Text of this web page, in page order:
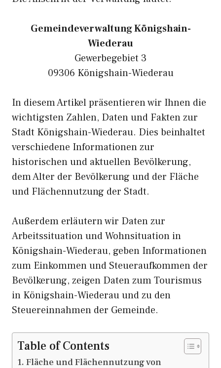
Gemeindeverwaltung Königshain-
Wiederau
Gewerbegebiet 3
09306 Königshain-Wiederau
In diesem Artikel präsentieren wir Ihnen die
wichtigsten Zahlen, Daten und Fakten zur
Stadt Königshain-Wiederau. Dies beinhaltet
verschiedene Informationen zur
historischen und aktuellen Bevölkerung,
dem Alter der Bevölkerung und der Fläche
und Flächennutzung der Stadt.
Außerdem erläutern wir Daten zur
Arbeitssituation und Wohnsituation in
Königshain-Wiederau, geben Informationen
zum Einkommen und Steueraufkommen der
Bevölkerung, zeigen Daten zum Tourismus
in Königshain-Wiederau und zu den
Steuereinnahmen der Gemeinde.
Table of Contents
Fläche und Flächennutzung von